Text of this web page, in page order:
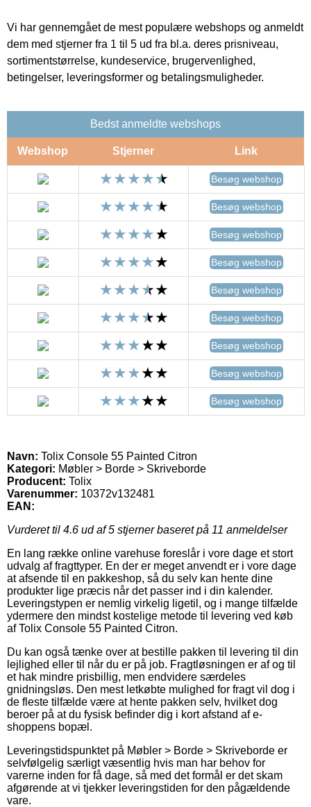
Vi har gennemgået de mest populære webshops og anmeldt
dem med stjerner fra 1 til 5 ud fra bl.a. deres prisniveau,
sortimentstørrelse, kundeservice, brugervenlighed,
betingelser, leveringsformer og betalingsmuligheder.
Bedst anmeldte webshops
Webshop Stjerner Link
Besøg webshop
Besøg webshop
Besøg webshop
Besøg webshop
Besøg webshop
Besøg webshop
Besøg webshop
Besøg webshop
Besøg webshop
Navn: Tolix Console 55 Painted Citron
Kategori: Møbler > Borde > Skriveborde
Producent: Tolix
Varenummer: 10372v132481
EAN:
Vurderet til 4.6 ud af 5 stjerner baseret på 11 anmeldelser
En lang række online varehuse foreslår i vore dage et stort
udvalg af fragttyper. En der er meget anvendt er i vore dage
at afsende til en pakkeshop, så du selv kan hente dine
produkter lige præcis når det passer ind i din kalender.
Leveringstypen er nemlig virkelig ligetil, og i mange tilfælde
ydermere den mindst kostelige metode til levering ved køb
af Tolix Console 55 Painted Citron.
Du kan også tænke over at bestille pakken til levering til din
lejlighed eller til når du er på job. Fragtløsningen er af og til
et hak mindre prisbillig, men endvidere særdeles
gnidningsløs. Den mest letkøbte mulighed for fragt vil dog i
de fleste tilfælde være at hente pakken selv, hvilket dog
beroer på at du fysisk befinder dig i kort afstand af e-
shoppens bopæl.
Leveringstidspunktet på Møbler > Borde > Skriveborde er
selvfølgelig særligt væsentlig hvis man har behov for
varerne inden for få dage, så med det formål er det skam
afgørende at vi tjekker leveringstiden for den pågældende
vare.